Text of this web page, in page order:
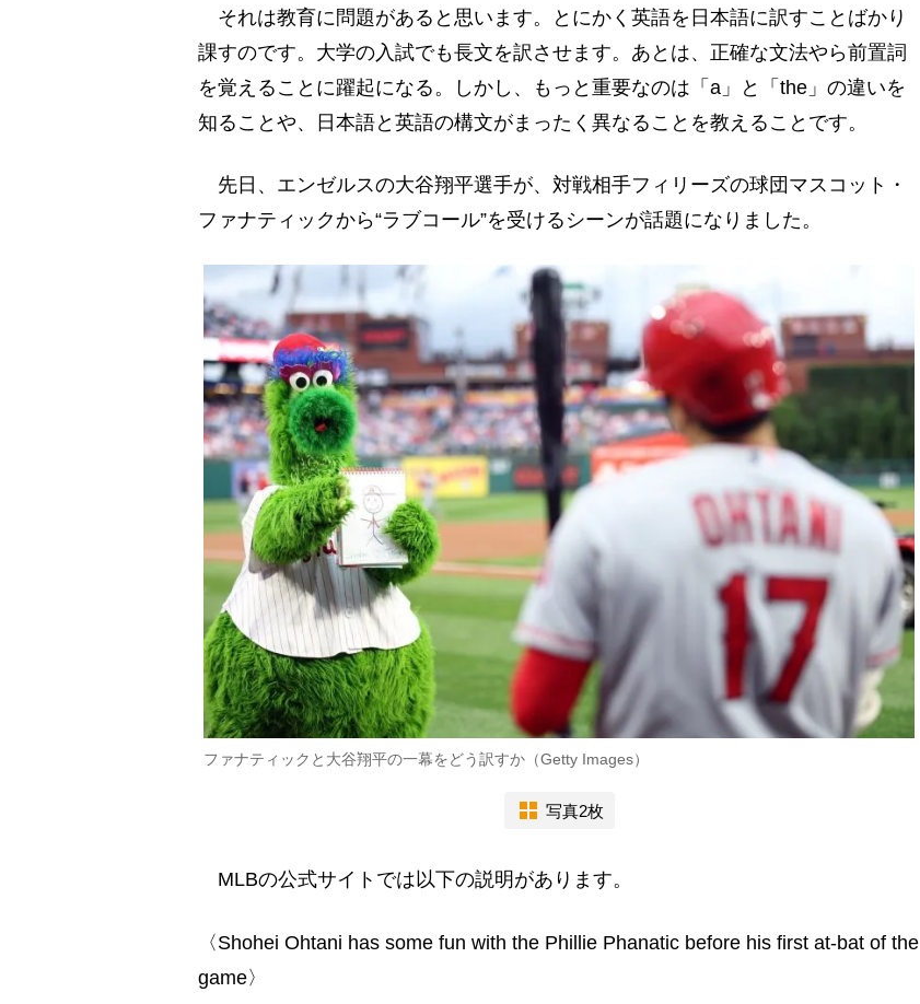
それは教育に問題があると思います。とにかく英語を日本語に訳すことばかり
課すのです。大学の入試でも長文を訳させます。あとは、正確な文法やら前置詞
を覚えることに躍起になる。しかし、もっと重要なのは「a」と「the」の違いを
知ることや、日本語と英語の構文がまったく異なることを教えることです。
先日、エンゼルスの大谷翔平選手が、対戦相手フィリーズの球団マスコット・
ファナティックから“ラブコール”を受けるシーンが話題になりました。
ファナティックと大谷翔平の一幕をどう訳すか（Getty Images）
写真2枚
MLBの公式サイトでは以下の説明があります。
〈Shohei Ohtani has some fun with the Phillie Phanatic before his first at-bat of the
game〉